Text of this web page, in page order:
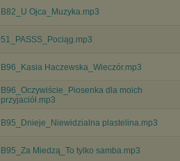
B82_U Ojca_Muzyka.mp3
51_PASSS_Pociąg.mp3
B96_Kasia Haczewska_Wieczór.mp3
B96_Oczywiście_Piosenka dla moich
przyjaciół.mp3
B95_Dnieje_Niewidzialna plastelina.mp3
B95_Za Miedzą_To tylko samba.mp3